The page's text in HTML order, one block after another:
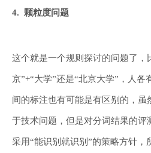
4. 颗粒度问题
这个就是一个规则探讨的问题了，
京”+“大学”还是“北京大学”，人
间的标注也有可能是有区别的，虽
于技术问题，但是对分词结果的评
采用“能识别就识别”的策略方针，